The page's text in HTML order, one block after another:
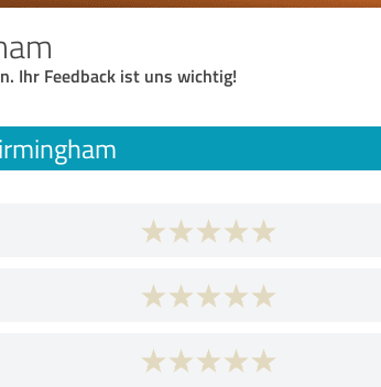
Ihr Feedback ist uns wichtig!